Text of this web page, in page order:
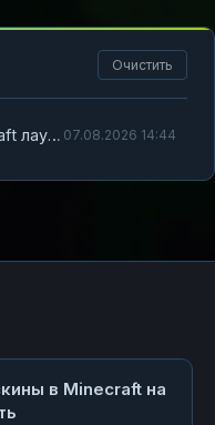
Очистить
Почему не запускается Minecraft лаунчер и как это исправить 07.08.2026 14:44
в Minecraft на